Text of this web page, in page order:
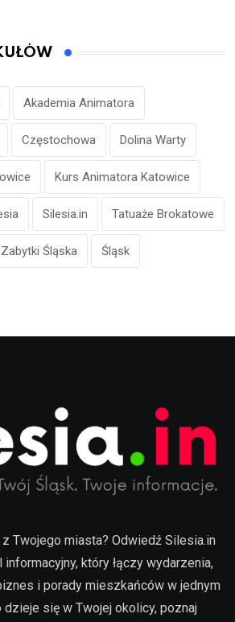
Akademia Animatora
Częstochowa Dolina Warty
Kurs Animatora Katowice
Silesia.in Tatuaże Brokatowe
Zabytki Śląska Śląsk
Twojego miasta? Odwiedź Silesia.in
który łączy wydarzenia,
i porady mieszkańców w jednym
dzieje się w Twojej okolicy, poznaj